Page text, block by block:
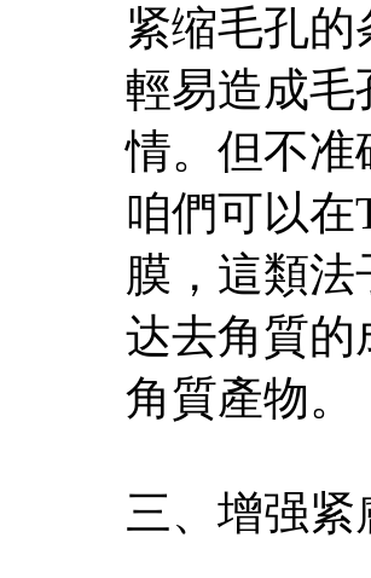
紧缩毛孔
輕易造成毛
情。但不准
咱們可以
膜，這類
达去角質的
角質產物。
三、增强紧